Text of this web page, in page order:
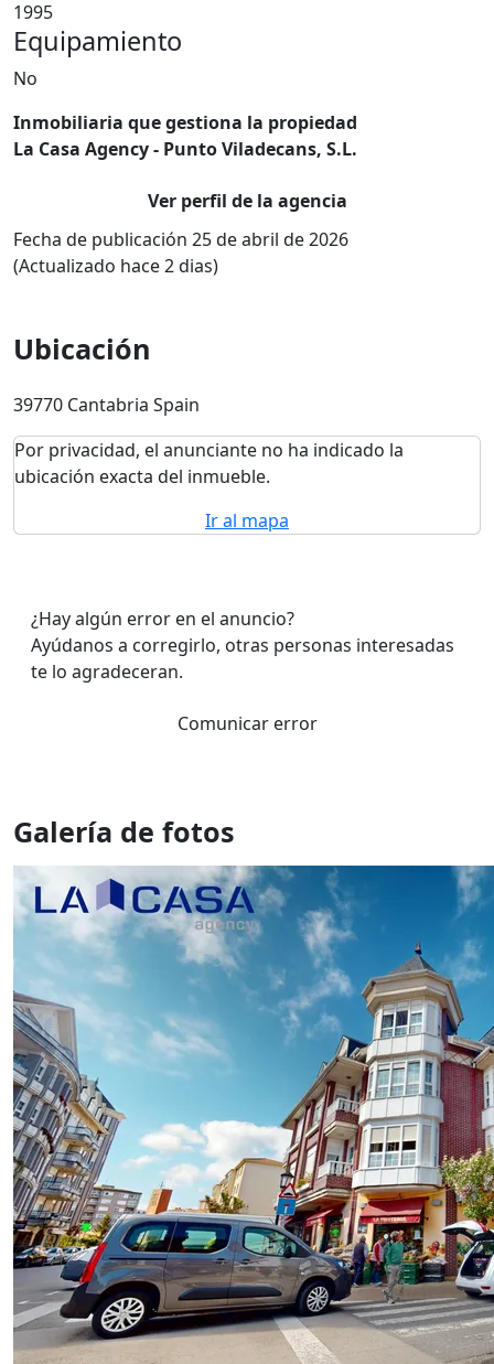
1995
Equipamiento
No
Inmobiliaria que gestiona la propiedad
La Casa Agency - Punto Viladecans, S.L.
Ver perfil de la agencia
Fecha de publicación 25 de abril de 2026
(Actualizado hace 2 dias)
Ubicación
39770 Cantabria Spain
Por privacidad, el anunciante no ha indicado la
ubicación exacta del inmueble.
Ir al mapa
¿Hay algún error en el anuncio?
Ayúdanos a corregirlo, otras personas interesadas
te lo agradeceran.
Comunicar error
Galería de fotos